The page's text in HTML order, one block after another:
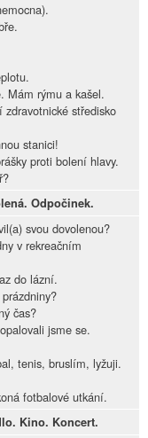
Mám rýmu a kašel.
středisko
stanici!
proti bolení hlavy.
Odpočinek.
svou dovolenou?
v rekreačním
do lázní.
čas?
jsme se.
tenis, bruslím, lyžuji.
fotbalové utkání.
Kino. Koncert.